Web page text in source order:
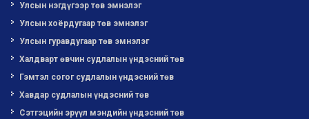
Улсын нэгдүгээр төв эмнэлэг
Улсын хоёрдугаар төв эмнэлэг
Улсын гуравдугаар төв эмнэлэг
Халдварт өвчин судлалын үндэсний төв
Гэмтэл согог судлалын үндэсний төв
Хавдар судлалын үндэсний төв
Сэтгэцийн эрүүл мэндийн үндэсний төв